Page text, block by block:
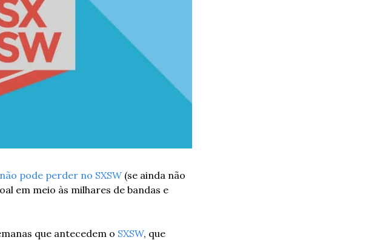
pode perder no SXSW (se ainda não
em meio às milhares de bandas e
que antecedem o SXSW, que